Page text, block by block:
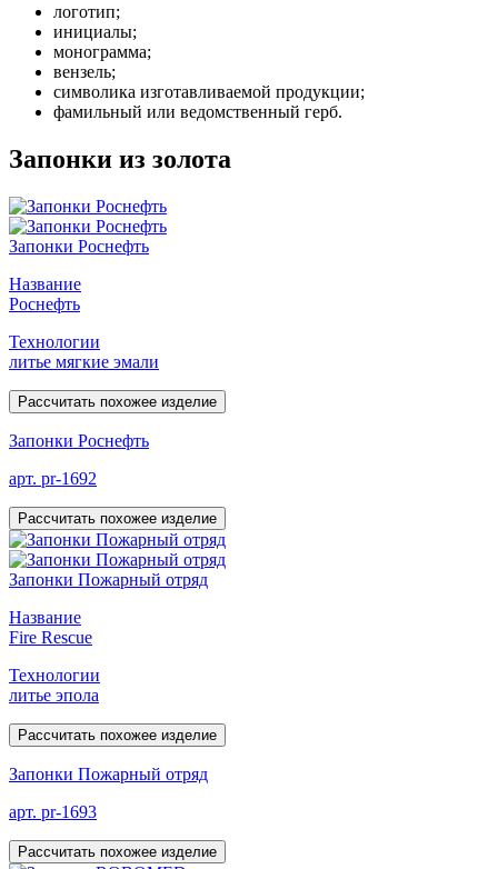
логотип;
инициалы;
монограмма;
вензель;
символика изготавливаемой продукции;
фамильный или ведомственный герб.
Запонки из золота
Запонки Роснефть
Название
Роснефть
Технологии
литье мягкие эмали
Рассчитать похожее изделие
Запонки Роснефть
арт. pr-1692
Рассчитать похожее изделие
Запонки Пожарный отряд
Название
Fire Rescue
Технологии
литье эпола
Рассчитать похожее изделие
Запонки Пожарный отряд
арт. pr-1693
Рассчитать похожее изделие